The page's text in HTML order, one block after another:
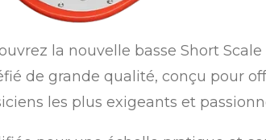
la nouvelle basse Short
de grande qualité, conçu pour
les plus exigeants et